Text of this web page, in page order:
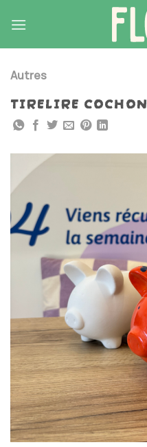
content
Autres
TIRELIRE COCHON